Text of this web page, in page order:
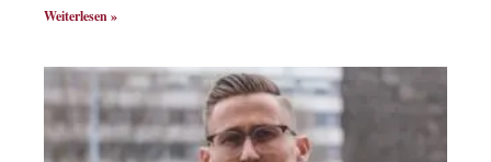
Weiterlesen »